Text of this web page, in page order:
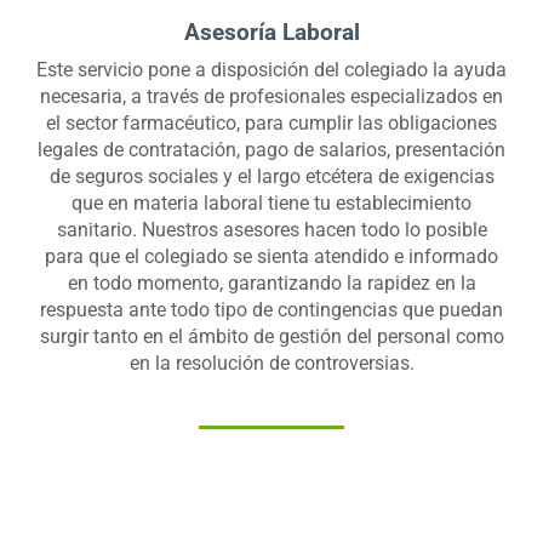
Asesoría Laboral
Este servicio pone a disposición del colegiado la ayuda
necesaria, a través de profesionales especializados en
el sector farmacéutico, para cumplir las obligaciones
legales de contratación, pago de salarios, presentación
de seguros sociales y el largo etcétera de exigencias
que en materia laboral tiene tu establecimiento
sanitario. Nuestros asesores hacen todo lo posible
para que el colegiado se sienta atendido e informado
en todo momento, garantizando la rapidez en la
respuesta ante todo tipo de contingencias que puedan
surgir tanto en el ámbito de gestión del personal como
en la resolución de controversias.